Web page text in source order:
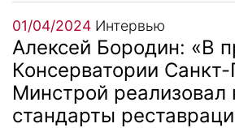
01/04/2024 Интервью
Алексей Бородин: «В
Консерватории
Минстрой реализовал
стандарты